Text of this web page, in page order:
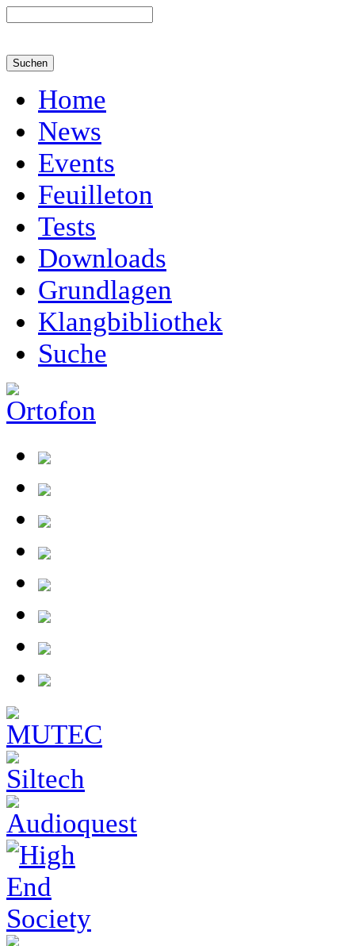
Home
News
Events
Feuilleton
Tests
Downloads
Grundlagen
Klangbibliothek
Suche